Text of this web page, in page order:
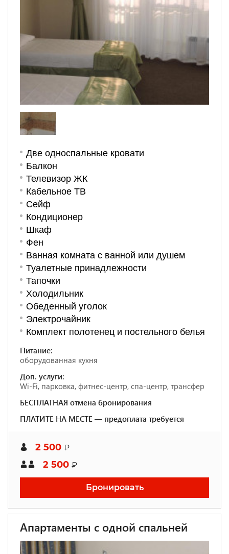
Две односпальные кровати
Балкон
Телевизор ЖК
Кабельное ТВ
Сейф
Кондиционер
Шкаф
Фен
Ванная комната с ванной или душем
Туалетные принадлежности
Тапочки
Холодильник
Обеденный уголок
Электрочайник
Комплект полотенец и постельного белья
Питание:
оборудованная кухня
Доп. услуги:
Wi-Fi, парковка, фитнес-центр, спа-центр, трансфер
БЕСПЛАТНАЯ отмена бронирования
ПЛАТИТЕ НА МЕСТЕ — предоплата требуется
2 500 ₽
2 500 ₽
Бронировать
Апартаменты с одной спальней